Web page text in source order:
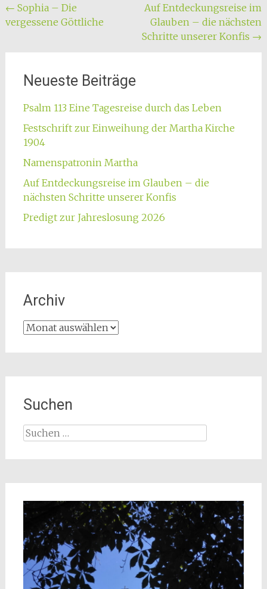
Beitragsnavigation
← Sophia – Die
vergessene Göttliche
Auf Entdeckungsreise im
Glauben – die nächsten
Schritte unserer Konfis →
Neueste Beiträge
Psalm 113 Eine Tagesreise durch das Leben
Festschrift zur Einweihung der Martha Kirche
1904
Namenspatronin Martha
Auf Entdeckungsreise im Glauben – die
nächsten Schritte unserer Konfis
Predigt zur Jahreslosung 2026
Archiv
Archiv
Suchen
Suchen